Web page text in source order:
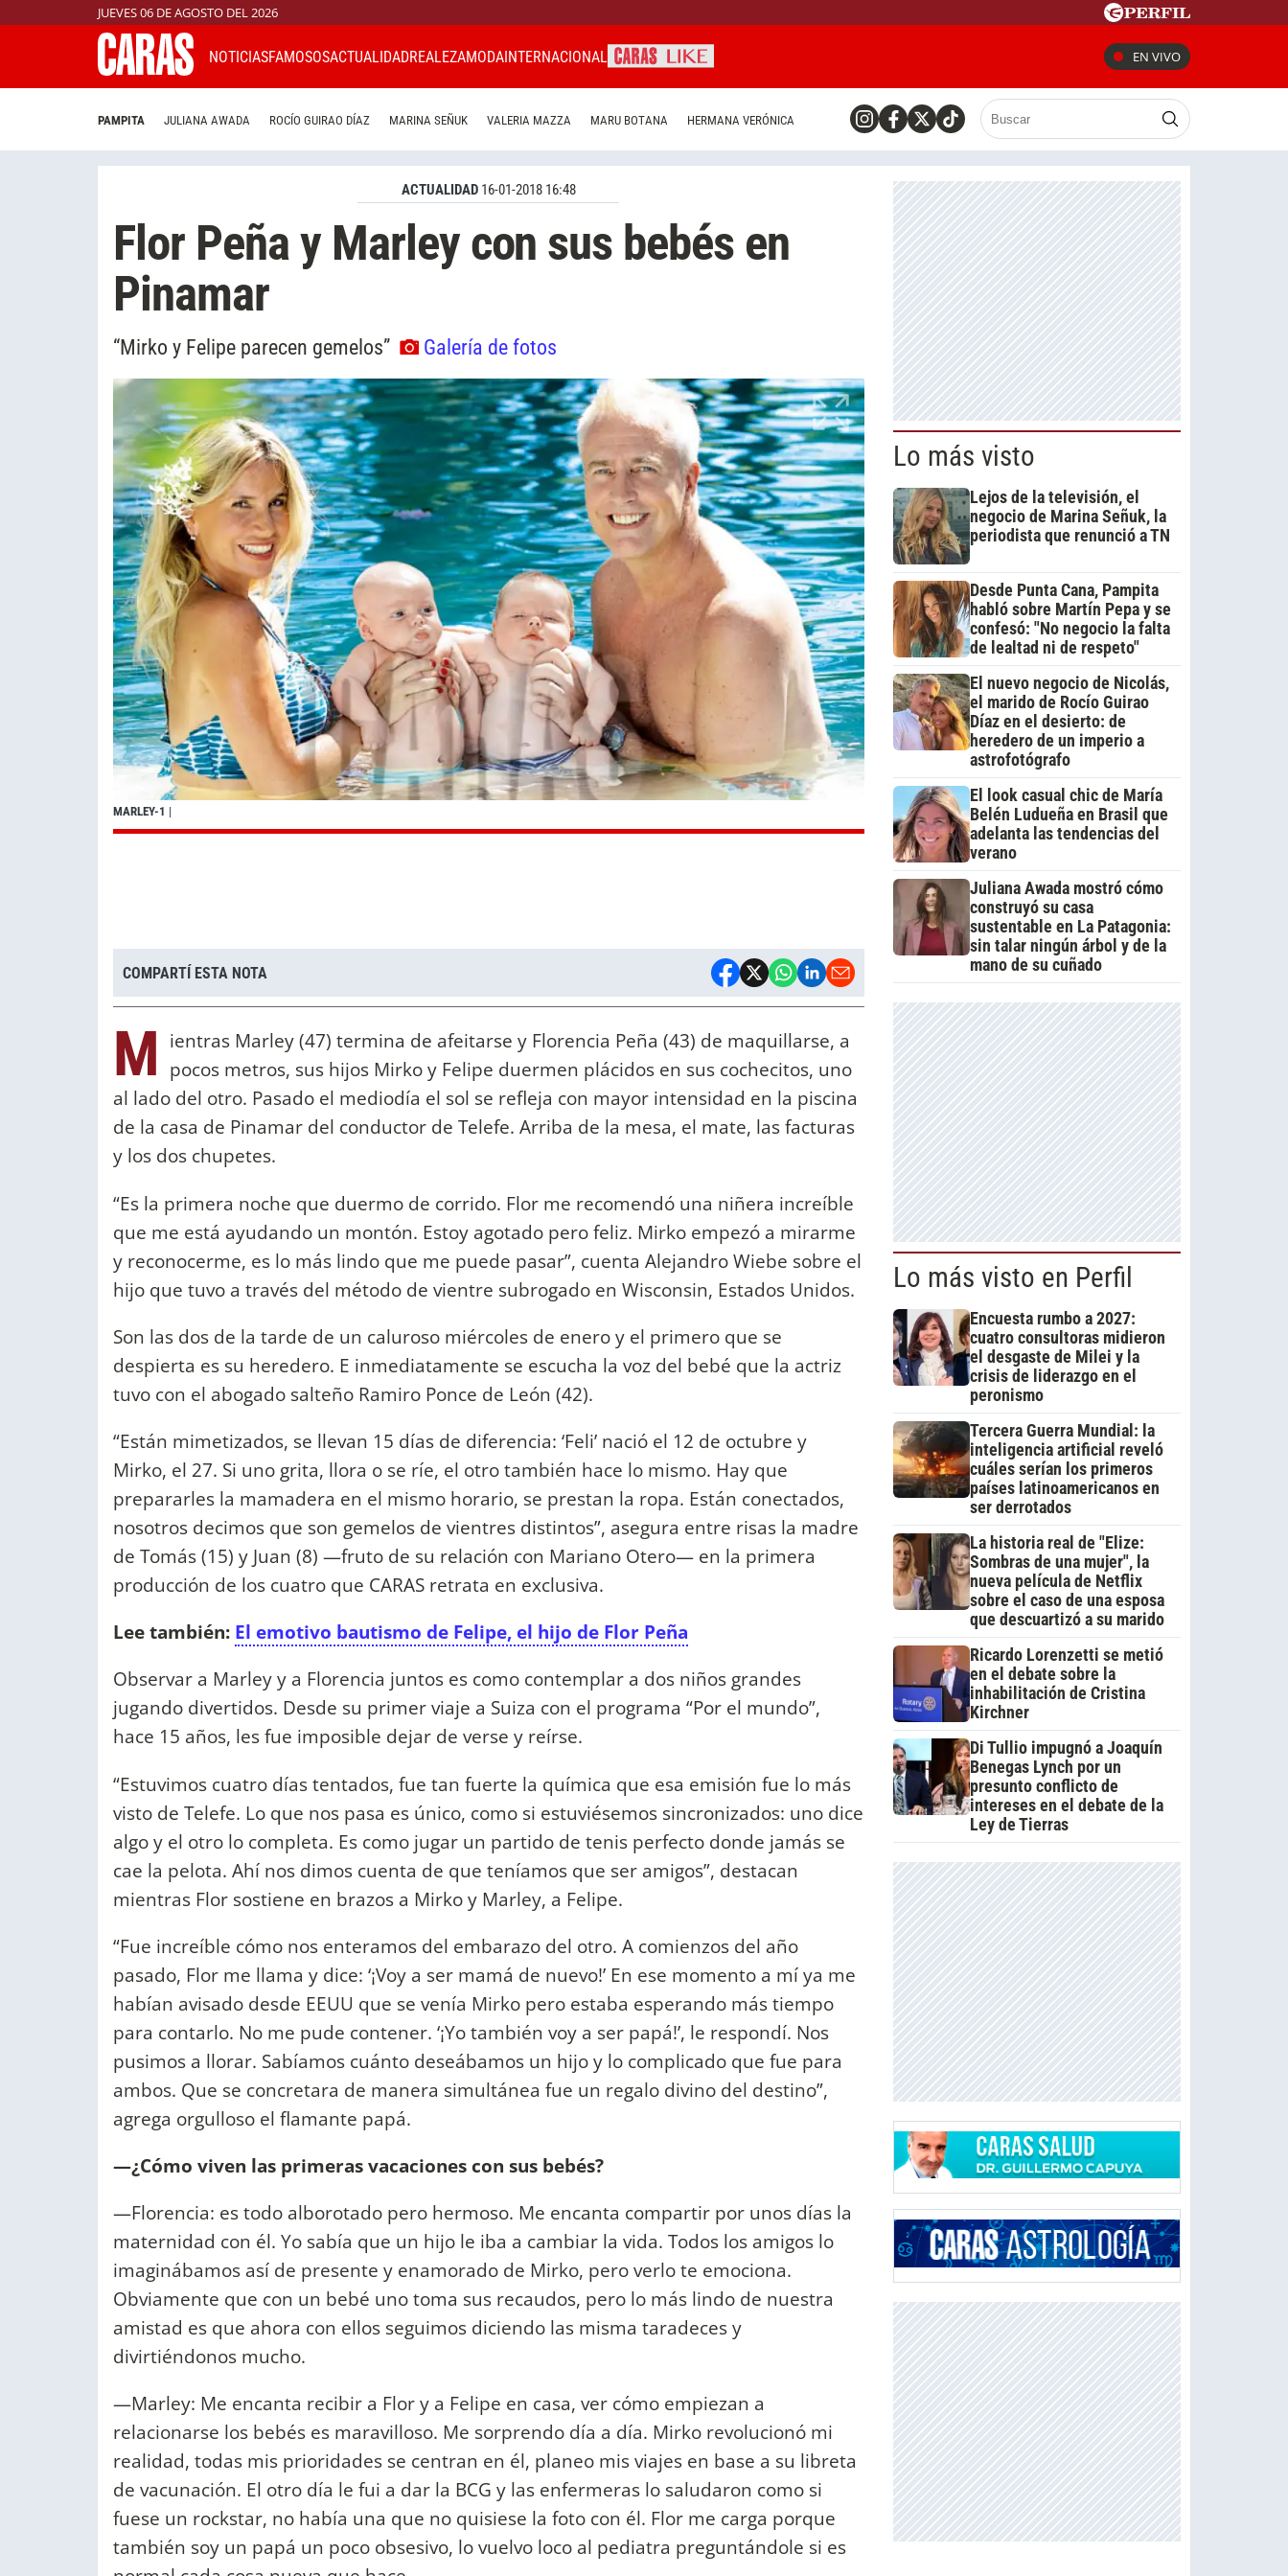
JUEVES 06 DE AGOSTO DEL 2026
NOTICIASFAMOSOSACTUALIDADREALEZAMODAINTERNACIONAL EN VIVO
PAMPITA JULIANA AWADA ROCÍO GUIRAO DÍAZ MARINA SEÑUK VALERIA MAZZA MARU BOTANA HERMANA VERÓNICA
ACTUALIDAD 16-01-2018 16:48
Flor Peña y Marley con sus bebés en
Pinamar
“Mirko y Felipe parecen gemelos” Galería de fotos
MARLEY-1 |
COMPARTÍ ESTA NOTA
M ientras Marley (47) termina de afeitarse y Florencia Peña (43) de maquillarse, a
pocos metros, sus hijos Mirko y Felipe duermen plácidos en sus cochecitos, uno
al lado del otro. Pasado el mediodía el sol se refleja con mayor intensidad en la piscina
de la casa de Pinamar del conductor de Telefe. Arriba de la mesa, el mate, las facturas
y los dos chupetes.
“Es la primera noche que duermo de corrido. Flor me recomendó una niñera increíble
que me está ayudando un montón. Estoy agotado pero feliz. Mirko empezó a mirarme
y reconocerme, es lo más lindo que me puede pasar”, cuenta Alejandro Wiebe sobre el
hijo que tuvo a través del método de vientre subrogado en Wisconsin, Estados Unidos.
Son las dos de la tarde de un caluroso miércoles de enero y el primero que se
despierta es su heredero. E inmediatamente se escucha la voz del bebé que la actriz
tuvo con el abogado salteño Ramiro Ponce de León (42).
“Están mimetizados, se llevan 15 días de diferencia: ‘Feli’ nació el 12 de octubre y
Mirko, el 27. Si uno grita, llora o se ríe, el otro también hace lo mismo. Hay que
prepararles la mamadera en el mismo horario, se prestan la ropa. Están conectados,
nosotros decimos que son gemelos de vientres distintos”, asegura entre risas la madre
de Tomás (15) y Juan (8) —fruto de su relación con Mariano Otero— en la primera
producción de los cuatro que CARAS retrata en exclusiva.
Lee también: El emotivo bautismo de Felipe, el hijo de Flor Peña
Observar a Marley y a Florencia juntos es como contemplar a dos niños grandes
jugando divertidos. Desde su primer viaje a Suiza con el programa “Por el mundo”,
hace 15 años, les fue imposible dejar de verse y reírse.
“Estuvimos cuatro días tentados, fue tan fuerte la química que esa emisión fue lo más
visto de Telefe. Lo que nos pasa es único, como si estuviésemos sincronizados: uno dice
algo y el otro lo completa. Es como jugar un partido de tenis perfecto donde jamás se
cae la pelota. Ahí nos dimos cuenta de que teníamos que ser amigos”, destacan
mientras Flor sostiene en brazos a Mirko y Marley, a Felipe.
“Fue increíble cómo nos enteramos del embarazo del otro. A comienzos del año
pasado, Flor me llama y dice: ‘¡Voy a ser mamá de nuevo!’ En ese momento a mí ya me
habían avisado desde EEUU que se venía Mirko pero estaba esperando más tiempo
para contarlo. No me pude contener. ‘¡Yo también voy a ser papá!’, le respondí. Nos
pusimos a llorar. Sabíamos cuánto deseábamos un hijo y lo complicado que fue para
ambos. Que se concretara de manera simultánea fue un regalo divino del destino”,
agrega orgulloso el flamante papá.
—¿Cómo viven las primeras vacaciones con sus bebés?
—Florencia: es todo alborotado pero hermoso. Me encanta compartir por unos días la
maternidad con él. Yo sabía que un hijo le iba a cambiar la vida. Todos los amigos lo
imaginábamos así de presente y enamorado de Mirko, pero verlo te emociona.
Obviamente que con un bebé uno toma sus recaudos, pero lo más lindo de nuestra
amistad es que ahora con ellos seguimos diciendo las misma taradeces y
divirtiéndonos mucho.
—Marley: Me encanta recibir a Flor y a Felipe en casa, ver cómo empiezan a
relacionarse los bebés es maravilloso. Me sorprendo día a día. Mirko revolucionó mi
realidad, todas mis prioridades se centran en él, planeo mis viajes en base a su libreta
de vacunación. El otro día le fui a dar la BCG y las enfermeras lo saludaron como si
fuese un rockstar, no había una que no quisiese la foto con él. Flor me carga porque
también soy un papá un poco obsesivo, lo vuelvo loco al pediatra preguntándole si es
Lo más visto
Lejos de la televisión, el
negocio de Marina Señuk, la
periodista que renunció a TN
Desde Punta Cana, Pampita
habló sobre Martín Pepa y se
confesó: "No negocio la falta
de lealtad ni de respeto"
El nuevo negocio de Nicolás,
el marido de Rocío Guirao
Díaz en el desierto: de
heredero de un imperio a
astrofotógrafo
El look casual chic de María
Belén Ludueña en Brasil que
adelanta las tendencias del
verano
Juliana Awada mostró cómo
construyó su casa
sustentable en La Patagonia:
sin talar ningún árbol y de la
mano de su cuñado
Lo más visto en Perfil
Encuesta rumbo a 2027:
cuatro consultoras midieron
el desgaste de Milei y la
crisis de liderazgo en el
peronismo
Tercera Guerra Mundial: la
inteligencia artificial reveló
cuáles serían los primeros
países latinoamericanos en
ser derrotados
La historia real de "Elize:
Sombras de una mujer", la
nueva película de Netflix
sobre el caso de una esposa
que descuartizó a su marido
Ricardo Lorenzetti se metió
en el debate sobre la
inhabilitación de Cristina
Kirchner
Di Tullio impugnó a Joaquín
Benegas Lynch por un
presunto conflicto de
intereses en el debate de la
Ley de Tierras